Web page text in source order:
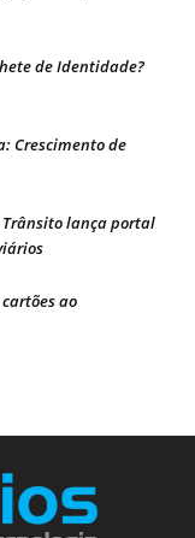
de Identidade?
Crescimento de
Trânsito lança portal
ao